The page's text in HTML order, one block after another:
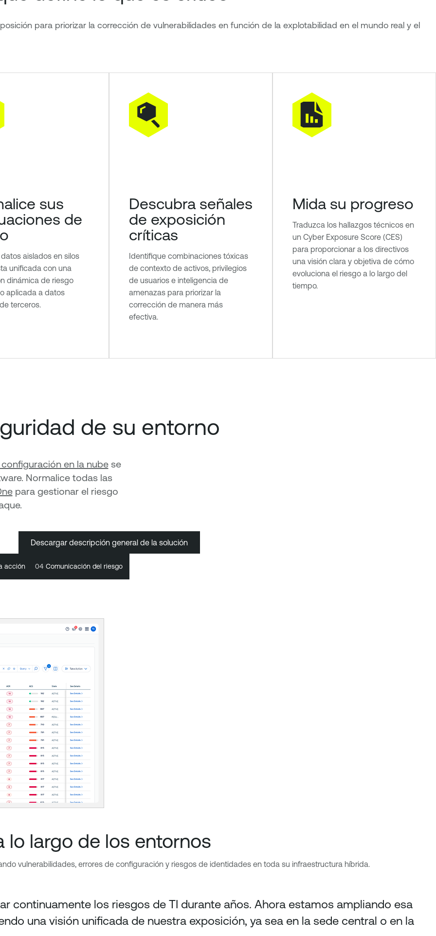
para priorizar la corrección de vulnerabilidades en función de la explotabilidad en el mundo real y el
sus
de
aislados en silos
unificada con una
dinámica de riesgo
aplicada a datos
terceros.
Descubra señales
de exposición
críticas
Identifique combinaciones tóxicas
de contexto de activos, privilegios
de usuarios e inteligencia de
amenazas para priorizar la
corrección de manera más
efectiva.
Mida su progreso
Traduzca los hallazgos técnicos en
un Cyber Exposure Score (CES)
para proporcionar a los directivos
una visión clara y objetiva de cómo
evoluciona el riesgo a lo largo del
tiempo.
de su entorno
en la nubese
Normalice todas las
para gestionar el riesgo
Descargar descripción general de la solución
acción 04 Comunicación del riesgo
acción 04 Comunicación del riesgo
lo largo de los entornos
vulnerabilidades, errores de configuración y riesgos de identidades en toda su infraestructura híbrida.
continuamente los riesgos de TI durante años. Ahora estamos ampliando esa
una visión unificada de nuestra exposición, ya sea en la sede central o en la